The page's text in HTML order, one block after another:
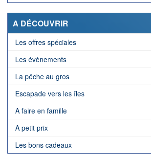
A DÉCOUVRIR
Les offres spéciales
Les évènements
La pêche au gros
Escapade vers les îles
A faire en famille
A petit prix
Les bons cadeaux